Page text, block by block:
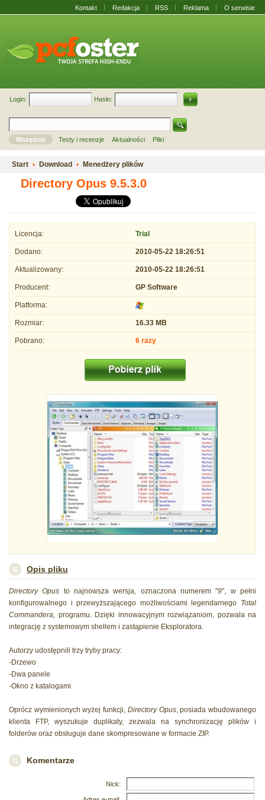
Kontakt Redakcja RSS Reklama O serwisie
Login: Hasło:
Wszędzie Testy i recenzje Aktualności Pliki
Start Download Menedżery plików
Directory Opus 9.5.3.0
Licencja: Trial
Dodano: 2010-05-22 18:26:51
Aktualizowany: 2010-05-22 18:26:51
Producent: GP Software
Platforma:
Rozmiar: 16.33 MB
Pobrano: 6 razy
Opis pliku
Directory Opus to najnowsza wersja, oznaczona numerem "9", w pełni
konfigurowalnego i przewyższającego możliwościami legendarnego Total
Commandera, programu. Dzięki innowacyjnym rozwiązaniom, pozwala na
integrację z systemowym shellem i zastąpienie Eksploratora.
Autorzy udostępnili trzy tryby pracy:
-Drzewo
-Dwa panele
-Okno z katalogami
Oprócz wymienionych wyżej funkcji, Directory Opus, posiada wbudowanego
klienta FTP, wyszukuje duplikaty, zezwala na synchronizację plików i
folderów oraz obsługuje dane skompresowane w formacie ZIP.
Komentarze
Nick: